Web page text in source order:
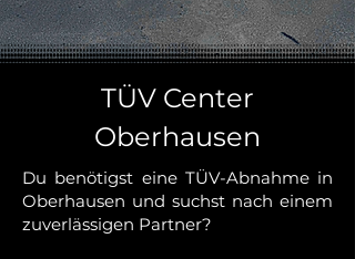
TÜV Center
Oberhausen
Du benötigst eine TÜV-Abnahme in
Oberhausen und suchst nach einem
zuverlässigen Partner?